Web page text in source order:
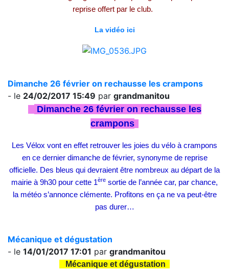
reprise offert par le club.
La vidéo ici
Dimanche 26 février on rechausse les crampons
- le 24/02/2017 15:49 par grandmanitou
Dimanche 26 février on rechausse les
crampons
Les Vélox vont en effet retrouver les joies du vélo à crampons
en ce dernier dimanche de février, synonyme de reprise
officielle. Des bleus qui devraient être nombreux au départ de la
mairie à 9h30 pour cette 1ère sortie de l’année car, par chance,
la météo s’annonce clémente. Profitons en ça ne va peut-être
pas durer…
Mécanique et dégustation
- le 14/01/2017 17:01 par grandmanitou
Mécanique et dégustation